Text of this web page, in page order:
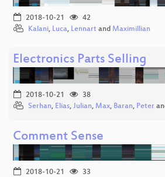
2018-10-21
42
Kalani, Luca, Lennart and Maximillian
Electronics Parts Selling
2018-10-21
38
Serhan, Elias, Julian, Max, Baran, Peter
Comment Sense
2018-10-21
33